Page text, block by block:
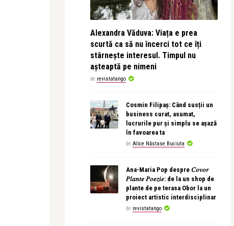
Alexandra Văduva: Viața e prea
scurtă ca să nu încerci tot ce îți
stârnește interesul. Timpul nu
așteaptă pe nimeni
de revistatango
Cosmin Filipaș: Când susții un
business curat, asumat,
lucrurile pur și simplu se așază
în favoarea ta
de Alice Năstase Buciuta
Ana-Maria Pop despre 𝐶𝑜𝑣𝑜𝑟
𝑃𝑙𝑎𝑛𝑡𝑒 𝑃𝑜𝑒𝑧𝑖𝑒: de la un shop de
plante de pe terasa Obor la un
proiect artistic interdisciplinar
de revistatango